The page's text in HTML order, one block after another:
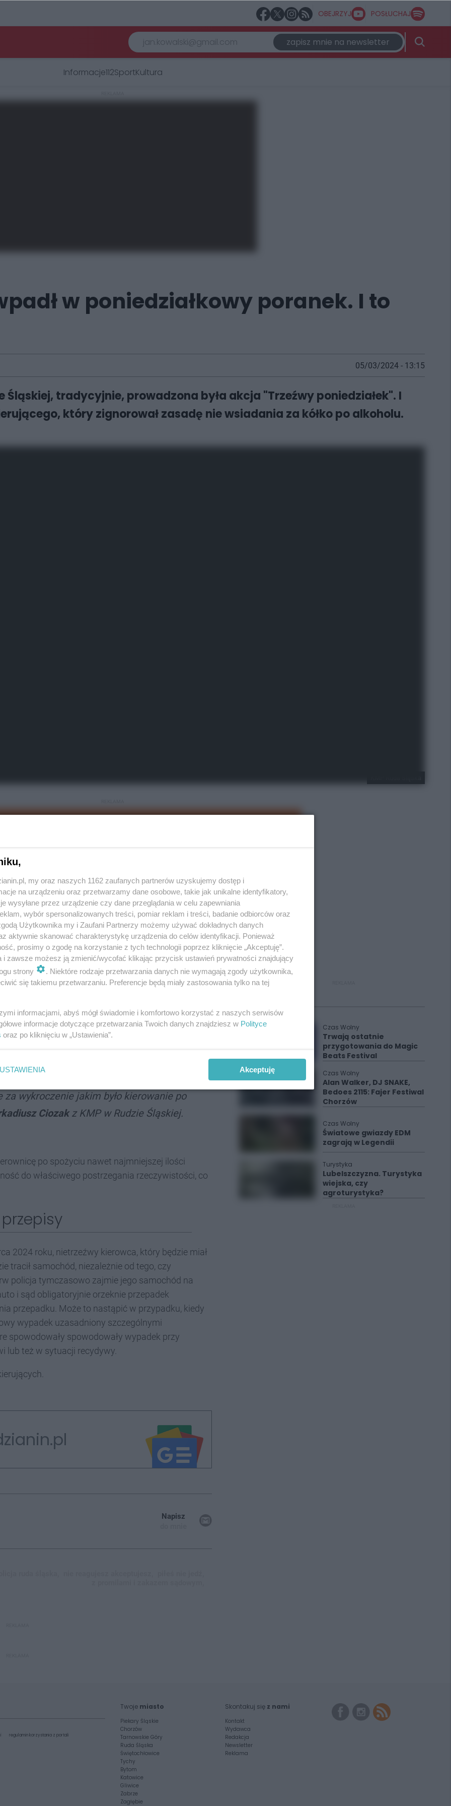
OBEJRZYJ POSŁUCHAJ
zapisz mnie na newsletter
Informacje112SportKultura
w poniedziałkowy poranek. I to
05/03/2024 - 13:15
Śląskiej, tradycyjnie, prowadzona była akcja "Trzeźwy poniedziałek". I
który zignorował zasadę nie wsiadania za kółko po alkoholu.
patrol zatrzymał do kontroli kierowcę
po niedzieli.
w organizmie i posiadał sądowy zakaz
stosując się do postanowienia sądu,
mu do 5 lat pozbawienia wolności i kolejny
za wykroczenie jakim było kierowanie po
Ciozakz KMP w Rudzie Śląskiej.
po spożyciu nawet najmniejszej ilości
do właściwego postrzegania rzeczywistości, co
2024 roku, nietrzeźwy kierowca, który będzie miał
tracił samochód, niezależnie od tego, czy
policja tymczasowo zajmie jego samochód na
i sąd obligatoryjnie orzeknie przepadek
przepadku. Może to nastąpić w przypadku, kiedy
wypadek uzasadniony szczególnymi
spowodowały spowodowały wypadek przy
lub też w sytuacji recydywy.
Napisz
Czas Wolny
Trwają ostatnie
przygotowania do Magic
Beats Festival
Czas Wolny
Alan Walker, DJ SNAKE,
Bedoes 2115: Fajer Festiwal
Chorzów
Czas Wolny
Światowe gwiazdy EDM
zagrają w Legendii
Turystyka
Lubelszczyzna. Turystyka
wiejska, czy
agroturystyka?
regulamin korzystania z portali
Twoje miasto
Piekary Śląskie
Chorzów
Tarnowskie Góry
Ruda Śląska
Świętochłowice
Tychy
Bytom
Katowice
Gliwice
Zabrze
Zagłębie
Skontakuj się z nami
Kontakt
Wydawca
Redakcja
Newsletter
Reklama
my oraz naszych 1162 zaufanych partnerów uzyskujemy dostęp i
na urządzeniu oraz przetwarzamy dane osobowe, takie jak unikalne identyfikatory,
wysyłane przez urządzenie czy dane przeglądania w celu zapewniania
wybór spersonalizowanych treści, pomiar reklam i treści, badanie odbiorców oraz
Użytkownika my i Zaufani Partnerzy możemy używać dokładnych danych
aktywnie skanować charakterystykę urządzenia do celów identyfikacji. Ponieważ
prosimy o zgodę na korzystanie z tych technologii poprzez kliknięcie „Akceptuję”.
i zawsze możesz ją zmienić/wycofać klikając przycisk ustawień prywatności znajdujący
strony
. Niektóre rodzaje przetwarzania danych nie wymagają zgody użytkownika,
się takiemu przetwarzaniu. Preferencje będą miały zastosowania tylko na tej
informacjami, abyś mógł świadomie i komfortowo korzystać z naszych serwisów
informacje dotyczące przetwarzania Twoich danych znajdziesz w Polityce
oraz po kliknięciu w „Ustawienia”.
USTAWIENIA Akceptuję